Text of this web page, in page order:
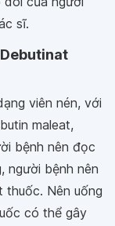
sĩ.
viên nén, với
maleat,
bệnh nên đọc
người bệnh nên
thuốc. Nên uống
có thể gây